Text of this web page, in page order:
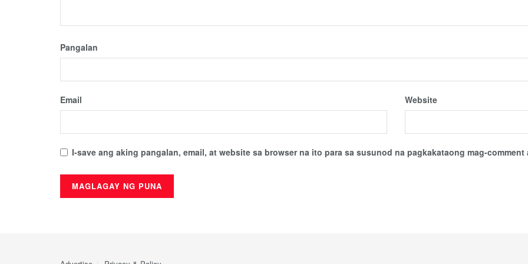
Pangalan
Email Website
I-save ang aking pangalan, email, at website sa browser na ito para sa susunod na pagkakataong mag-comment